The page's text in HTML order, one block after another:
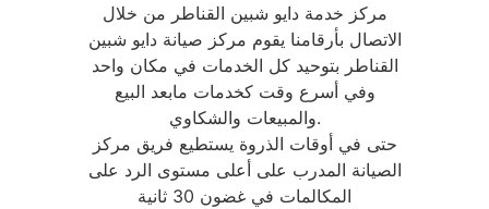
مركز خدمة دايو شبين القناطر من خلال
الاتصال بأرقامنا يقوم مركز صيانة دايو شبين
القناطر بتوحيد كل الخدمات في مكان واحد
وفي أسرع وقت كخدمات مابعد البيع
والمبيعات والشكاوي.
حتى في أوقات الذروة يستطيع فريق مركز
الصيانة المدرب على أعلى مستوى الرد على
المكالمات في غضون 30 ثانية